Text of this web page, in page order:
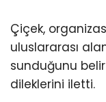
Çiçek,
uluslararası
sunduğunu
dileklerini iletti.